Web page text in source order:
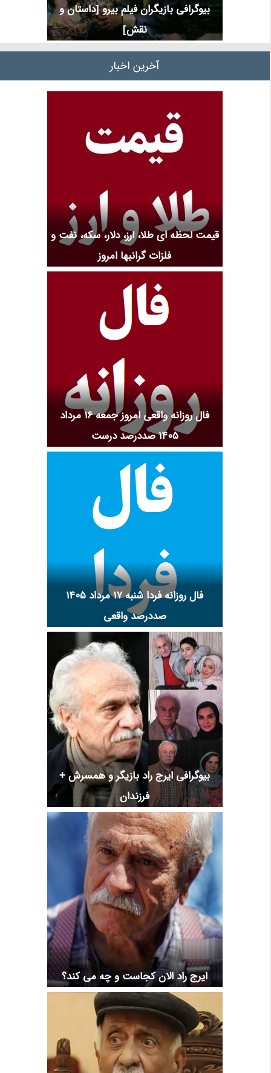
بیوگرافی بازیگران فیلم بیرو [داستان و
نقش]
آخرین اخبار
قیمت لحظه ای طلا، ارز، دلار، سکه، نفت و
فلزات گرانبها امروز
فال روزانه واقعی امروز جمعه ۱۶ مرداد
۱۴۰۵ صددرصد درست
فال روزانه فردا شنبه ۱۷ مرداد ۱۴۰۵
صددرصد واقعی
بیوگرافی ایرج راد بازیگر و همسرش +
فرزندان
ایرج راد الان کجاست و چه می کند؟